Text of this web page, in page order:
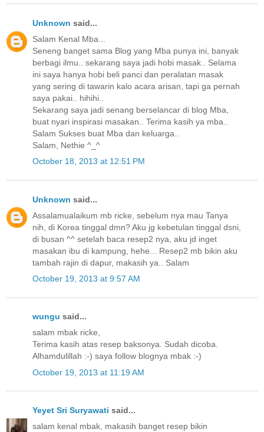
Unknown said...
Salam Kenal Mba...
Seneng banget sama Blog yang Mba punya ini, banyak
berbagi ilmu.. sekarang saya jadi hobi masak.. Selama
ini saya hanya hobi beli panci dan peralatan masak
yang sering di tawarin kalo acara arisan, tapi ga pernah
saya pakai.. hihihi..
Sekarang saya jadi senang berselancar di blog Mba,
buat nyari inspirasi masakan.. Terima kasih ya mba..
Salam Sukses buat Mba dan keluarga..
Salam, Nethie ^_^
October 18, 2013 at 12:51 PM
Unknown said...
Assalamualaikum mb ricke, sebelum nya mau Tanya
nih, di Korea tinggal dmn? Aku jg kebetulan tinggal dsni,
di busan ^^ setelah baca resep2 nya, aku jd inget
masakan ibu di kampung, hehe... Resep2 mb bikin aku
tambah rajin di dapur, makasih ya.. Salam
October 19, 2013 at 9:57 AM
wungu said...
salam mbak ricke,
Terima kasih atas resep baksonya. Sudah dicoba.
Alhamdulillah :-) saya follow blognya mbak :-)
October 19, 2013 at 11:19 AM
Yeyet Sri Suryawati said...
salam kenal mbak, makasih banget resep bikin